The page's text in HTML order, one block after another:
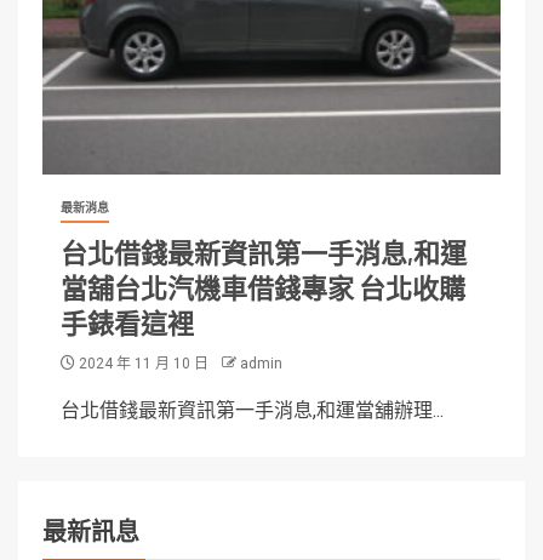
最新消息
台北借錢最新資訊第一手消息,和運
當舖台北汽機車借錢專家 台北收購
手錶看這裡
2024 年 11 月 10 日 admin
台北借錢最新資訊第一手消息,和運當舖辦理...
最新訊息